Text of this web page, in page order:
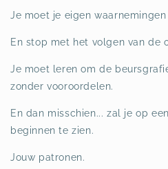
Je moet je eigen waarnemingen
En stop met het volgen van de
Je moet leren om de
zonder vooroordelen.
En dan misschien... zal je op
beginnen te zien.
Jouw patronen.